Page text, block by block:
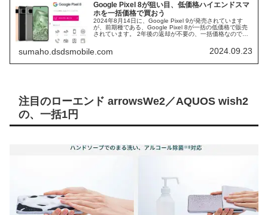
Google Pixel 8が狙い目、低価格ハイエンドスマ
ホを一括価格で買おう
2024年8月14日に、Google Pixel 9が発売されています
が、前期種である、Google Pixel 8が一括の低価格で販売
されています。 2年後の返却が不要の、一括価格なので、2
2023年10月12日に発売された、Google Pixel 8の、一括
価格が狙い目です。
sumaho.dsdsmobile.com 2024.09.23
注目のローエンド arrowsWe2／AQUOS wish2
の、一括1円